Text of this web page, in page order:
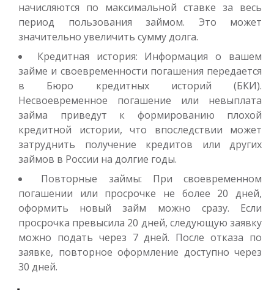
начисляются по максимальной ставке за весь
период пользования займом. Это может
значительно увеличить сумму долга.
Кредитная история: Информация о вашем
займе и своевременности погашения передается
в Бюро кредитных историй (БКИ).
Несвоевременное погашение или невыплата
займа приведут к формированию плохой
кредитной истории, что впоследствии может
затруднить получение кредитов или других
займов в России на долгие годы.
Повторные займы: При своевременном
погашении или просрочке не более 20 дней,
оформить новый займ можно сразу. Если
просрочка превысила 20 дней, следующую заявку
можно подать через 7 дней. После отказа по
заявке, повторное оформление доступно через
30 дней.